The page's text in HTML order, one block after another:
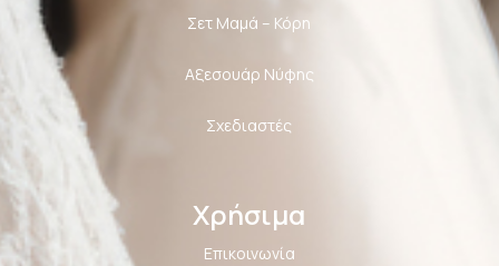
Σετ Μαμά – Κόρη
Αξεσουάρ Νύφης
Σχεδιαστές
Χρήσιμα
Επικοινωνία